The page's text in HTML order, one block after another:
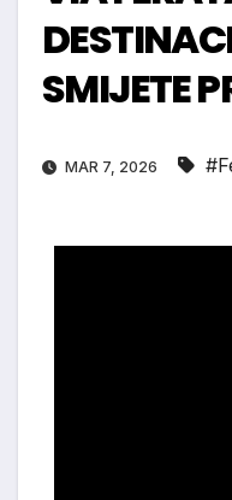
SMIJETE
MAR 7, 2026